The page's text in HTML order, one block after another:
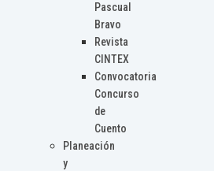
Pascual
Bravo
Revista
CINTEX
Convocatoria
Concurso
de
Cuento
Planeación
y